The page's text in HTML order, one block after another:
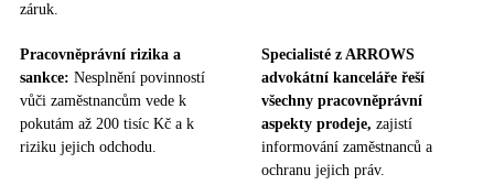
záruk.
Pracovněprávní rizika a
sankce: Nesplnění povinností
vůči zaměstnancům vede k
pokutám až 200 tisíc Kč a k
riziku jejich odchodu.
Specialisté z ARROWS
advokátní kanceláře řeší
všechny pracovněprávní
aspekty prodeje, zajistí
informování zaměstnanců a
ochranu jejich práv.